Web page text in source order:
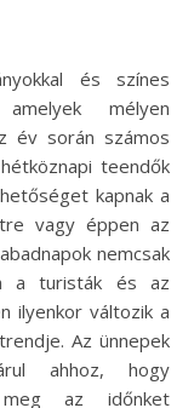
mélyen
év során számos
teendők
kapnak a
vagy éppen az
nemcsak
a turisták és az
ilyenkor változik a
Az ünnepek
ahhoz, hogy
meg az időnket